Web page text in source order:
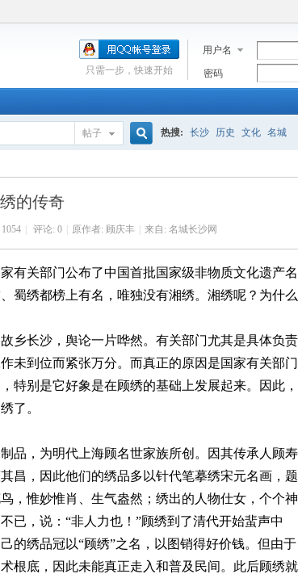
用户名
密码
只需一步，快速开始
帖子
索
热搜: 长沙 历史 文化 名城
的传奇
1054 评论: 0 原作者: 顾庆丰 来自: 名城长沙网
有关部门公布了中国首批国家级非物质文化遗产名
蜀绣都榜上有名，唯独没有湘绣。湘绣呢？为什么
乡长沙，舆论一片哗然。有关部门尤其是具体负责
未到位而紧张万分。而真正的原因是国家有关部门
特别是它好象是在顾绣的基础上发展起来。因此，
了。
品，为明代上海顾名世家族所创。因其传承人顾寿
昌，因此他们的绣品多以针代笔摹绣宋元名画，题
，惟妙惟肖、生气盎然；绣出的人物仕女，个个神
已，说：“非人力也！”顾绣到了清代开始蜚声中
的绣品冠以“顾绣”之名，以图销得好价钱。但由于
根底，因此未能真正走入和普及民间。此后顾绣就